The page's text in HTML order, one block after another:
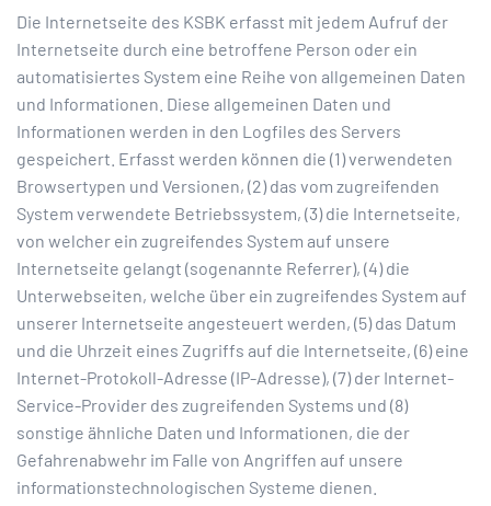
Die Internetseite des KSBK erfasst mit jedem Aufruf der
Internetseite durch eine betroffene Person oder ein
automatisiertes System eine Reihe von allgemeinen Daten
und Informationen. Diese allgemeinen Daten und
Informationen werden in den Logfiles des Servers
gespeichert. Erfasst werden können die (1) verwendeten
Browsertypen und Versionen, (2) das vom zugreifenden
System verwendete Betriebssystem, (3) die Internetseite,
von welcher ein zugreifendes System auf unsere
Internetseite gelangt (sogenannte Referrer), (4) die
Unterwebseiten, welche über ein zugreifendes System auf
unserer Internetseite angesteuert werden, (5) das Datum
und die Uhrzeit eines Zugriffs auf die Internetseite, (6) eine
Internet-Protokoll-Adresse (IP-Adresse), (7) der Internet-
Service-Provider des zugreifenden Systems und (8)
sonstige ähnliche Daten und Informationen, die der
Gefahrenabwehr im Falle von Angriffen auf unsere
informationstechnologischen Systeme dienen.